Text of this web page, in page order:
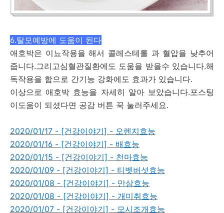
6.탈모예방에 도움이 된다
애호박은 이뇨작용을 해서 콜레스테롤 과 혈압을 낮추어
줍니다.그리고심혈관질환에도 도움을 받을수 있습니다.해
독작용을 함으로 간기능 강화에도 효과가 있습니다.
이상으로 애호박 효능을 자세히 알아 보았습니다.포스팅
이도움이 되셨다면 공감 버튼 꾹 눌러주세요.
2020/01/17 - [건강이야기] - 오렌지효능
2020/01/16 - [건강이야기] - 배효능
2020/01/15 - [건강이야기] - 천마효능
2020/01/09 - [건강이야기] - 티벳버섯효능
2020/01/08 - [건강이야기] - 만삼효능
2020/01/08 - [건강이야기] - 개미취효능
2020/01/07 - [건강이야기] - 모시조개효능